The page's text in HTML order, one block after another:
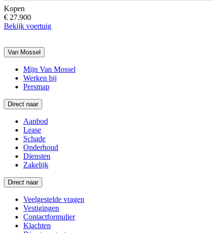
Kopen
€ 27.900
Bekijk voertuig
Van Mossel
Mijn Van Mossel
Werken bij
Persmap
Direct naar
Aanbod
Lease
Schade
Onderhoud
Diensten
Zakelijk
Direct naar
Veelgestelde vragen
Vestigingen
Contactformulier
Klachten